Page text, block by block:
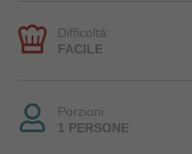
Difficoltà:
FACILE
Porzioni:
1 PERSONE